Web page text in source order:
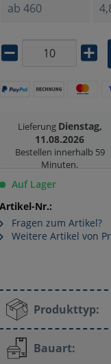
ab460
Lieferung Dienstag,
11.08.2026
Bestellen innerhalb 59
Minuten.
Auf Lager
Artikel-Nr.:
Fragen zum Artikel?
Weitere Artikel von
Produkttyp:
Bauart: